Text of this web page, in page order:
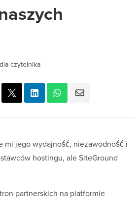
czytelnika
mi jego wydajność, niezawodność i
hostingu, ale SiteGround
partnerskich na platformie